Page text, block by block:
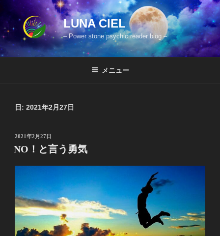
コ
テ
ン
ツ
LUNA CIEL
– Power stone psychic reader blog –
メニュー
日: 2021年2月27日
投
日:
2021年2月27日
NO！と言う勇気